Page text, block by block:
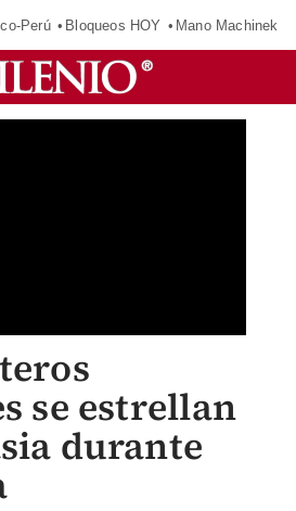
Perú Bloqueos HOY Mano Machinek
se estrellan
durante